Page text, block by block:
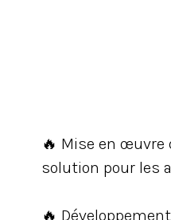
🔥 Mise en œuvre
solution pour les
🔥